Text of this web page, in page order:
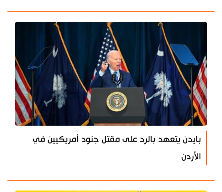
بايدن يتعهد بالرد على مقتل جنود أمريكيين في
الأردن